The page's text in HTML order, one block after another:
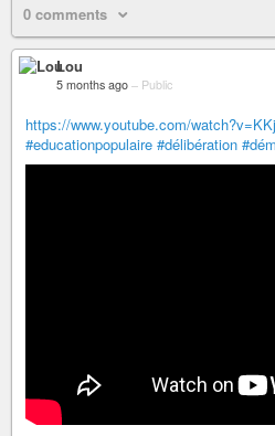
0 comments
Lou
5 months ago – Public
https://www.youtube.com/
#educationpopulaire #délibération